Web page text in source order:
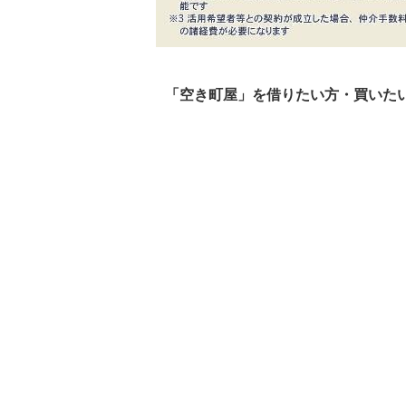
「空き町屋」を借りたい方・買いた